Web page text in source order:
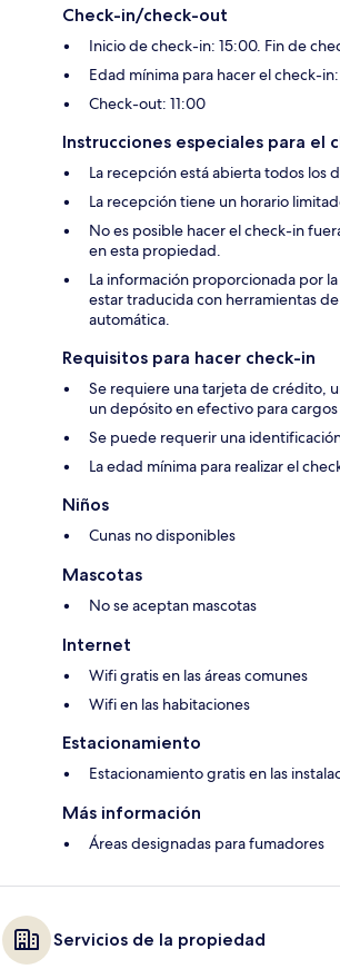
Check-in/check-out
Inicio de check-in: 15:00. Fin de
Edad mínima para hacer el check-in:
Check-out: 11:00
Instrucciones especiales para el
La recepción está abierta todos los
La recepción tiene un horario
No es posible hacer el check-in
en esta propiedad.
La información proporcionada por
estar traducida con herramientas
automática.
Requisitos para hacer check-in
Se requiere una tarjeta de crédito,
un depósito en efectivo para
Se puede requerir una
La edad mínima para realizar el
Niños
Cunas no disponibles
Mascotas
No se aceptan mascotas
Internet
Wifi gratis en las áreas comunes
Wifi en las habitaciones
Estacionamiento
Estacionamiento gratis en las
Más información
Áreas designadas para fumadores
Servicios de la propiedad